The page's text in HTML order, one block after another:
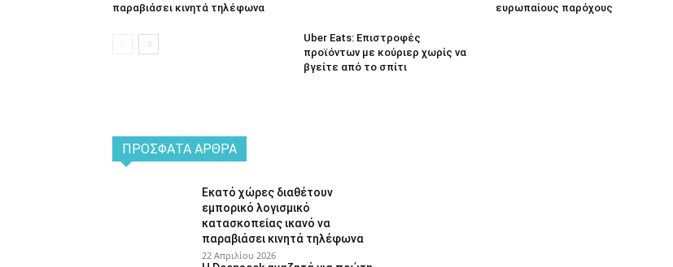
παραβιάσει κινητά τηλέφωνα
Uber Eats: Επιστροφές
προϊόντων με κούριερ χωρίς να
βγείτε από το σπίτι
ευρωπαίους παρόχους
ΠΡΌΣΦΑΤΑ ΆΡΘΡΑ
Εκατό χώρες διαθέτουν
εμπορικό λογισμικό
κατασκοπείας ικανό να
παραβιάσει κινητά τηλέφωνα
22 Απριλίου 2026